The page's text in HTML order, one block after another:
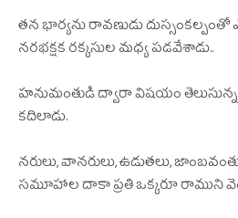
తన భార్యను రావణుడు
నరభక్షక రక్కసుల మధ్య పడవేశాడు..
హనుమంతుడి ద్వారా విషయం తెలుసున్న
కదిలాడు.
నరులు, వానరులు, ఉడుతలు,
సమూహాల దాకా ప్రతి ఒక్కరూ రాముని